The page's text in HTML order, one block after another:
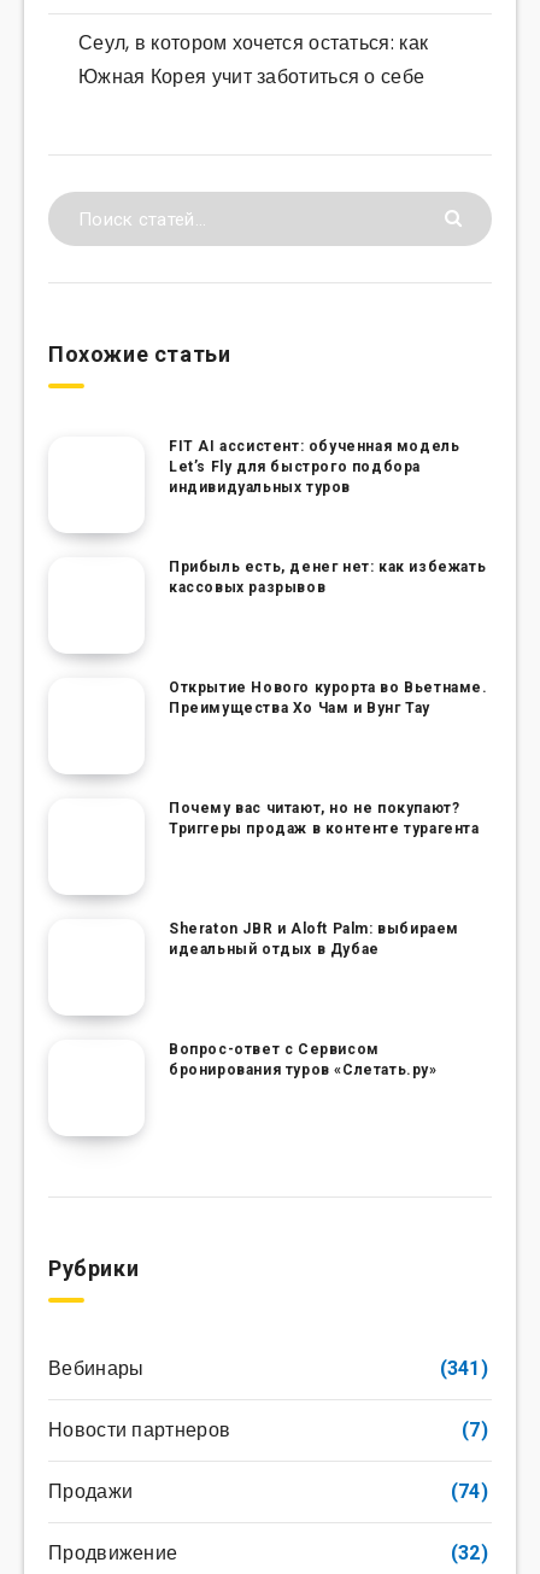
Сеул, в котором хочется остаться: как
Южная Корея учит заботиться о себе
Похожие статьи
FIT AI ассистент: обученная модель
Let’s Fly для быстрого подбора
индивидуальных туров
Прибыль есть, денег нет: как избежать
кассовых разрывов
Открытие Нового курорта во Вьетнаме.
Преимущества Хо Чам и Вунг Тау
Почему вас читают, но не покупают?
Триггеры продаж в контенте турагента
Sheraton JBR и Aloft Palm: выбираем
идеальный отдых в Дубае
Вопрос-ответ с Сервисом
бронирования туров «Слетать.ру»
Рубрики
Вебинары (341)
Новости партнеров (7)
Продажи (74)
Продвижение (32)